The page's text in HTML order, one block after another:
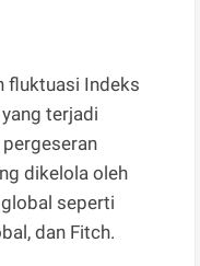
fluktuasi Indeks
terjadi
dikelola oleh
seperti
dan Fitch.